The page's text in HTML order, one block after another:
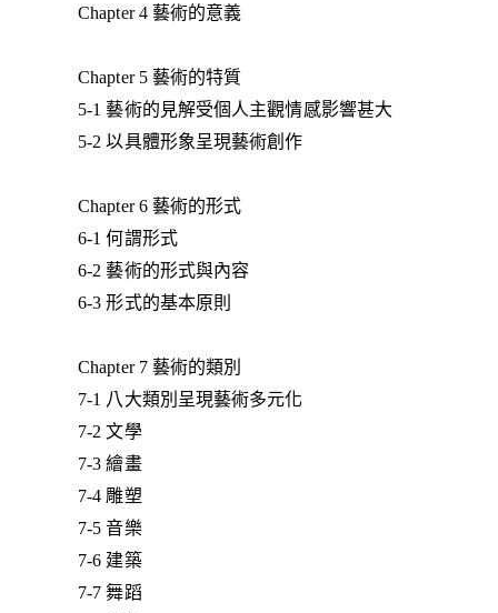
Chapter 4 藝術的意義
Chapter 5 藝術的特質
5-1 藝術的見解受個人主觀情感影響甚大
5-2 以具體形象呈現藝術創作
Chapter 6 藝術的形式
6-1 何謂形式
6-2 藝術的形式與內容
6-3 形式的基本原則
Chapter 7 藝術的類別
7-1 八大類別呈現藝術多元化
7-2 文學
7-3 繪畫
7-4 雕塑
7-5 音樂
7-6 建築
7-7 舞蹈